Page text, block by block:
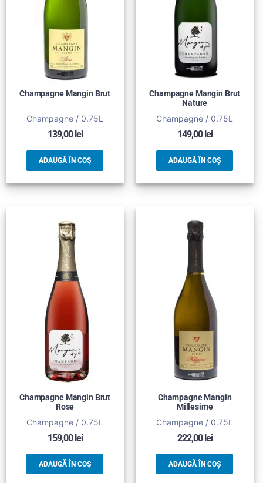
Champagne Mangin Brut
Champagne / 0.75L
139,00 lei
ADAUGĂ ÎN COȘ
Champagne Mangin Brut
Nature
Champagne / 0.75L
149,00 lei
ADAUGĂ ÎN COȘ
Champagne Mangin Brut
Rose
Champagne / 0.75L
159,00lei
ADAUGĂ ÎN COȘ
Champagne Mangin
Millesime
Champagne / 0.75L
222,00lei
ADAUGĂ ÎN COȘ